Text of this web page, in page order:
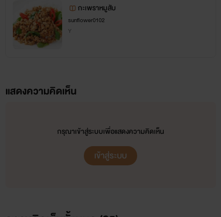
กะเพราหมูสับ
sunflower0102
Y
แสดงความคิดเห็น
กรุณาเข้าสู่ระบบเพื่อแสดงความคิดเห็น
เข้าสู่ระบบ